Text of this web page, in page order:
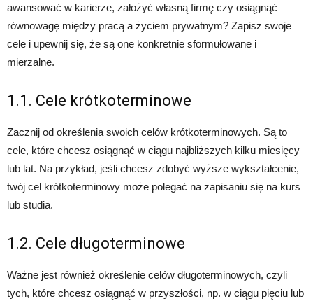
awansować w karierze, założyć własną firmę czy osiągnąć
równowagę między pracą a życiem prywatnym? Zapisz swoje
cele i upewnij się, że są one konkretnie sformułowane i
mierzalne.
1.1. Cele krótkoterminowe
Zacznij od określenia swoich celów krótkoterminowych. Są to
cele, które chcesz osiągnąć w ciągu najbliższych kilku miesięcy
lub lat. Na przykład, jeśli chcesz zdobyć wyższe wykształcenie,
twój cel krótkoterminowy może polegać na zapisaniu się na kurs
lub studia.
1.2. Cele długoterminowe
Ważne jest również określenie celów długoterminowych, czyli
tych, które chcesz osiągnąć w przyszłości, np. w ciągu pięciu lub